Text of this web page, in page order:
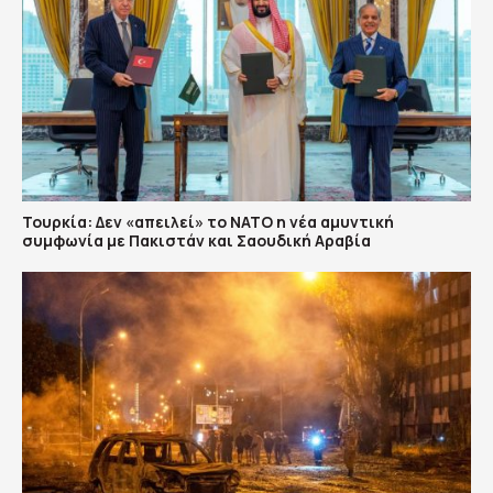
Τουρκία: Δεν «απειλεί» το ΝΑΤΟ η νέα αμυντική
συμφωνία με Πακιστάν και Σαουδική Αραβία